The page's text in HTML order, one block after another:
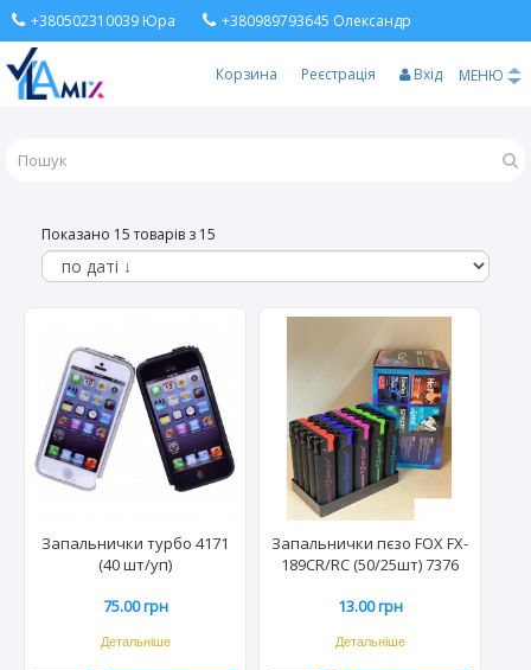
+380502310039 Юра +380989793645 Олександр
Корзина Реєстрація Вхід МЕНЮ
Показано 15 товарів з 15
Запальнички турбо 4171
(40 шт/уп)
75.00 грн
Детальніше
Запальнички пєзо FOX FX-
189CR/RC (50/25шт) 7376
13.00 грн
Детальніше